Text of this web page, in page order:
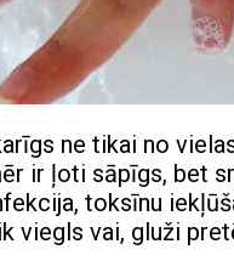
ne tikai no
ir ļoti sāpīgs, bet
toksīnu
viegls vai, gluži